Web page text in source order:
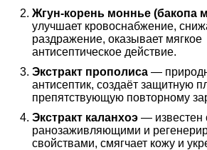
Жгун-корень моннье (бакопа
улучшает кровоснабжение,
раздражение, оказывает мягкое
антисептическое действие.
Экстракт прополиса —
антисептик, создаёт защитную
препятствующую повторному
Экстракт каланхоэ — известен
ранозаживляющими и
свойствами, смягчает кожу и